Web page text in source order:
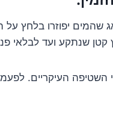
שהמים יפוזרו בלחץ על
שנתקע ועד לבלאי
השטיפה העיקריים.